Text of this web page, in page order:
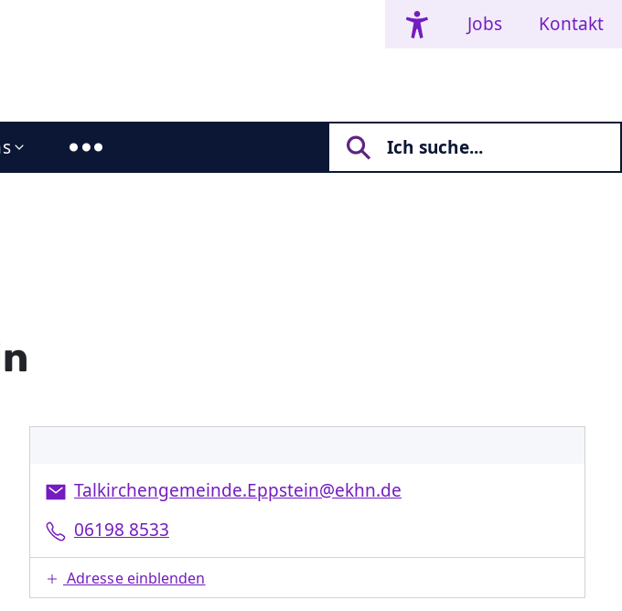
Jobs Kontakt
Talkirchengemeinde.Eppstein@ekhn.de
06198 8533
Adresse einblenden